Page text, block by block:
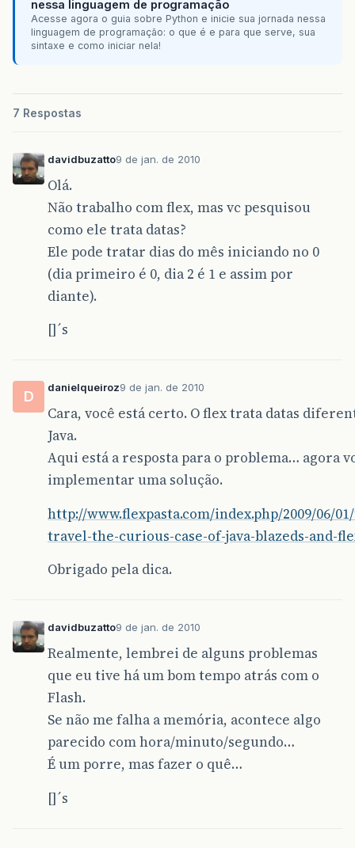
nessa linguagem de programação
Acesse agora o guia sobre Python e inicie sua jornada nessa
linguagem de programação: o que é e para que serve, sua
sintaxe e como iniciar nela!
7 Respostas
davidbuzatto9 de jan. de 2010
Olá.
Não trabalho com flex, mas vc pesquisou
como ele trata datas?
Ele pode tratar dias do mês iniciando no 0
(dia primeiro é 0, dia 2 é 1 e assim por
diante).
[]´s
D
danielqueiroz9 de jan. de 2010
Cara, você está certo. O flex trata datas
Java.
Aqui está a resposta para o problema… agora
implementar uma solução.
http://www.flexpasta.com/index.php/2009/06/
travel-the-curious-case-of-java-blazeds-and-
Obrigado pela dica.
davidbuzatto9 de jan. de 2010
Realmente, lembrei de alguns problemas
que eu tive há um bom tempo atrás com o
Flash.
Se não me falha a memória, acontece algo
parecido com hora/minuto/segundo…
É um porre, mas fazer o quê…
[]´s